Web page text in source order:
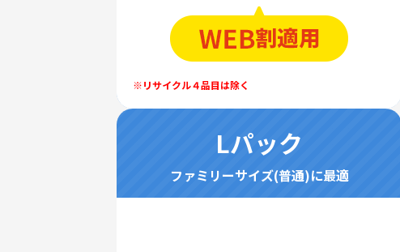
Lパック
ファミリーサイズ(普通)に最適